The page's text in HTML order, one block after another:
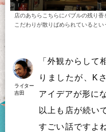
店のあちらこちらにバブルの残り
こだわりが散りばめられているとい
ライター
吉田
「外観から して
り ま し た が K さ
アイ デアが形に
以上 も 店が続い
す ごい話です よ